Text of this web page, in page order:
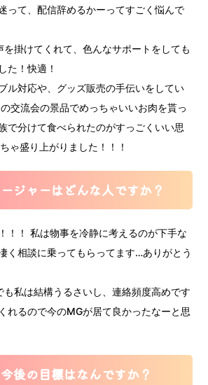
って、配信辞めるかーってすごく悩んで
掛けてくれて、色んなサポートをしても
た！快適！
ル対応や、グッズ販売の手伝いをしてい
交流会の景品でめっちゃいいお肉を貰っ
で分けて食べられたのがすっごくいい思
ゃ盛り上がりました！！！
ジャーはどんな人ですか？
！！ 私は物事を冷静に考えるのが下手な
く相談に乗ってもらってます…ありがとう
も私は結構うるさいし、連絡頻度高めです
れるので今のMGが居て良かったなーと思
後の目標はなんですか？